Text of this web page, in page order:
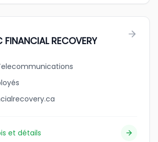
FINANCIAL RECOVERY
et détails